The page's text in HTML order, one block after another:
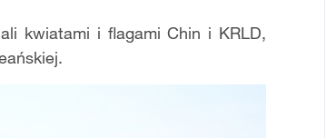
kwiatami i flagami Chin i KRLD,